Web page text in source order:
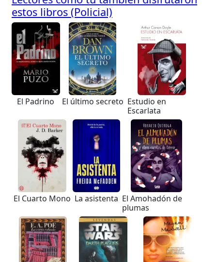
estos libros (Policial)
El Padrino El último secreto Estudio en
Escarlata
El Cuarto Mono La asistenta El Amohadón de
plumas